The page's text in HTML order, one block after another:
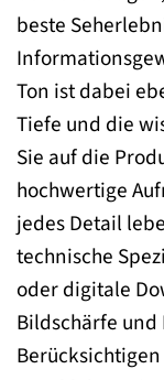
beste
Ton ist dabei
Tiefe und die
Sie auf die
hochwertige
jedes Detail
technische
oder digitale
Bildschärfe